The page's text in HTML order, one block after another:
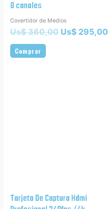
8 canales
Covertidor de Medios
Us$360,00 Us$295,00
Comprar
Tarjeta De Captura Hdmi